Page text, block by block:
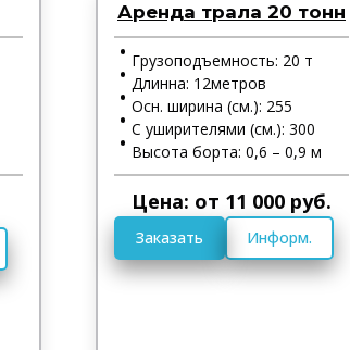
Аренда трала 20 тонн
Грузоподъемность: 20 т
Длинна: 12метров
Осн. ширина (см.): 255
С уширителями (см.): 300
Высота борта: 0,6 – 0,9 м
Цена: от 11 000 руб.
Заказать Информ.